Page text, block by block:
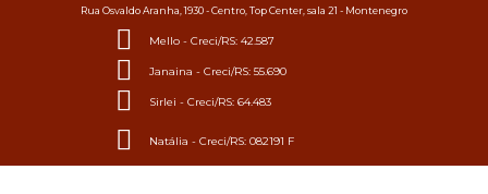
Rua Osvaldo Aranha, 1930 - Centro, Top Center, sala 21 - Montenegro
Mello - Creci/RS: 42.587
Janaina - Creci/RS: 55.690
Sirlei - Creci/RS: 64.483
Natália - Creci/RS: 082191 F